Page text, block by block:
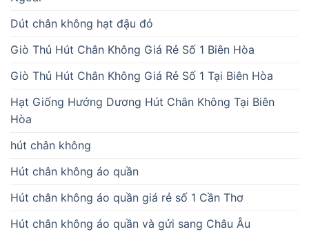
Dút chân không hạt đậu đỏ
Giò Thủ Hút Chân Không Giá Rẻ Số 1 Biên Hòa
Giò Thủ Hút Chân Không Giá Rẻ Số 1 Tại Biên Hòa
Hạt Giống Hướng Dương Hút Chân Không Tại Biên
Hòa
hút chân không
Hút chân không áo quần
Hút chân không áo quần giá rẻ số 1 Cần Thơ
Hút chân không áo quần và gửi sang Châu Âu